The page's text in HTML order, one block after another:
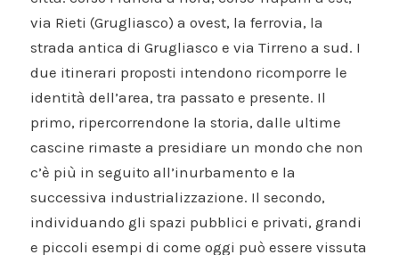
via Rieti (Grugliasco) a ovest, la ferrovia, la
strada antica di Grugliasco e via Tirreno a sud. I
due itinerari proposti intendono ricomporre le
identità dell’area, tra passato e presente. Il
primo, ripercorrendone la storia, dalle ultime
cascine rimaste a presidiare un mondo che non
c’è più in seguito all’inurbamento e la
successiva industrializzazione. Il secondo,
individuando gli spazi pubblici e privati, grandi
e piccoli esempi di come oggi può essere vissuta